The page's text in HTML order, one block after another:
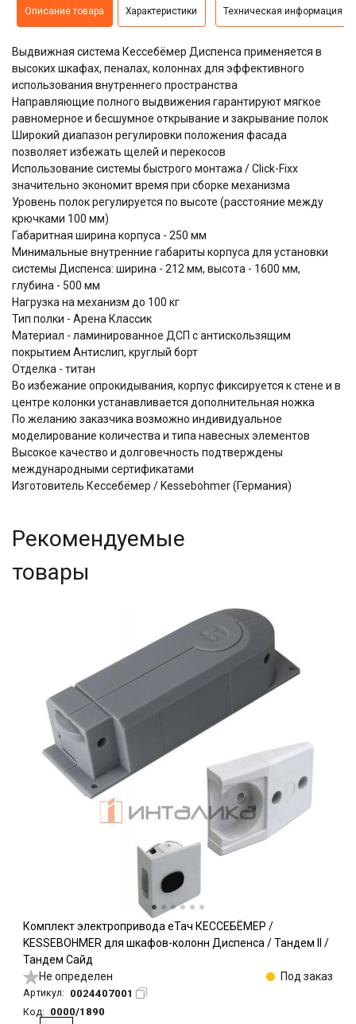
Описание товара Характеристики Техническая информация
Выдвижная система Кессебёмер Диспенса применяется в
высоких шкафах, пеналах, колоннах для эффективного
использования внутреннего пространства
Направляющие полного выдвижения гарантируют мягкое
равномерное и бесшумное открывание и закрывание полок
Широкий диапазон регулировки положения фасада
позволяет избежать щелей и перекосов
Использование системы быстрого монтажа / Click-Fixx
значительно экономит время при сборке механизма
Уровень полок регулируется по высоте (расстояние между
крючками 100 мм)
Габаритная ширина корпуса - 250 мм
Минимальные внутренние габариты корпуса для установки
системы Диспенса: ширина - 212 мм, высота - 1600 мм,
глубина - 500 мм
Нагрузка на механизм до 100 кг
Тип полки - Арена Классик
Материал - ламинированное ДСП с антискользящим
покрытием Aнтислип, круглый борт
Отделка - титан
Во избежание опрокидывания, корпус фиксируется к стене и в
центре колонки устанавливается дополнительная ножка
По желанию заказчика возможно индивидуальное
моделирование количества и типа навесных элементов
Высокое качество и долговечность подтверждены
международными сертификатами
Изготовитель Кессебёмер / Kessebohmer (Германия)
Рекомендуемые
товары
Комплект электропривода еТач КЕССЕБЁМЕР /
KESSEBOHMER для шкафов-колонн Диспенса / Тандем II /
Тандем Сайд
Не определен
Под заказ
Артикул: 0024407001
Код: 0000/1890